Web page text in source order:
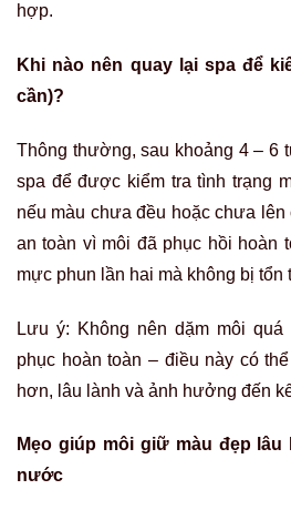
hợp.
Khi nào nên quay lại spađể
cần)?
Thông thường, sau khoảng 4 – 6
spa để được kiểm tra tình trạng
nếu màu chưa đều hoặc chưa
an toàn vì môi đã phục hồi hoàn
mực phun lần hai mà không bị tổn
Lưu ý: Không nên dặm môi
phục hoàn toàn – điều này có
hơn, lâu lành và ảnh hưởng đến
Mẹo giúp môi giữ màu đẹp
nước